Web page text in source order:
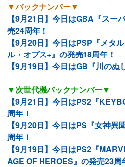
▼バックナンバー▼
【9月21日】今日はGBA『スー
売24周年！
【9月20日】今日はPSP『メタ
ル・オプス+』の発売18周年！
【9月19日】今日はGB『川のぬ
▼次世代機バックナンバー▼
【9月21日】今日はPS2『
周年！
【9月20日】今日はPS『女神異
周年！
【9月19日】今日はPS2『
AGE OF HEROES』の発売23周